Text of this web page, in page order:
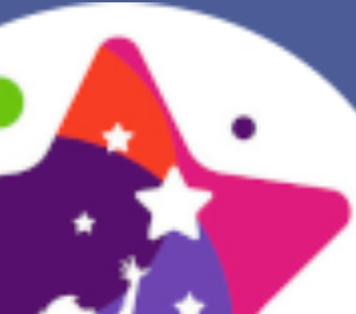
NOVA INTERPRETAÇÃO DOS SONHOS
DIÁRIO DOS SEUS SONHOS (0)
DICIONÁRIO DE SÍMBOLOS DOS SONHOS
COLEÇÃO SONHOS
ESTATÍSTICAS DE SONHOS
COMPRE O BANCO DE DADOS DOS SONHOS$